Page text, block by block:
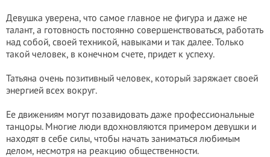
Девушка уверена, что самое главное не фигура и даже не
талант, а готовность постоянно совершенствоваться, работать
над собой, своей техникой, навыками и так далее. Только
такой человек, в конечном счете, придет к успеху.
Татьяна очень позитивный человек, который заряжает своей
энергией всех вокруг.
Ее движениям могут позавидовать даже профессиональные
танцоры. Многие люди вдохновляются примером девушки и
находят в себе силы, чтобы начать заниматься любимым
делом, несмотря на реакцию общественности.